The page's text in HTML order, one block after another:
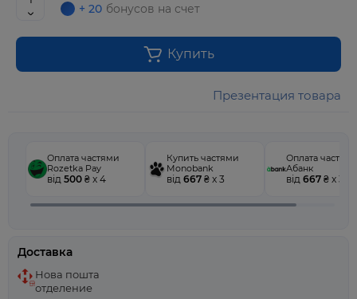
+ 20 бонусов на счет
Купить
Презентация товара
Оплата частями
Rozetka Pay
від 500 ₴ x 4
Купить частями
Monobank
від 667 ₴ x 3
Оплата
Абанк
від 667 ₴ x 3
Доставка
Нова пошта
отделение